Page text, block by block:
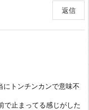
返信
にトンチンカンで意味不
で止まってる感じがした